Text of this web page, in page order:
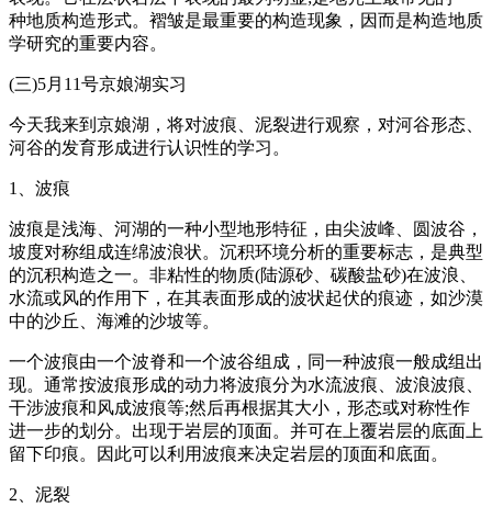
种地质构造形式。褶皱是最重要的构造现象，因而是构造地质
学研究的重要内容。
(三)5月11号京娘湖实习
今天我来到京娘湖，将对波痕、泥裂进行观察，对河谷形态、
河谷的发育形成进行认识性的学习。
1、波痕
波痕是浅海、河湖的一种小型地形特征，由尖波峰、圆波谷，
坡度对称组成连绵波浪状。沉积环境分析的重要标志，是典型
的沉积构造之一。非粘性的物质(陆源砂、碳酸盐砂)在波浪、
水流或风的作用下，在其表面形成的波状起伏的痕迹，如沙漠
中的沙丘、海滩的沙坡等。
一个波痕由一个波脊和一个波谷组成，同一种波痕一般成组出
现。通常按波痕形成的动力将波痕分为水流波痕、波浪波痕、
干涉波痕和风成波痕等;然后再根据其大小，形态或对称性作
进一步的划分。出现于岩层的顶面。并可在上覆岩层的底面上
留下印痕。因此可以利用波痕来决定岩层的顶面和底面。
2、泥裂